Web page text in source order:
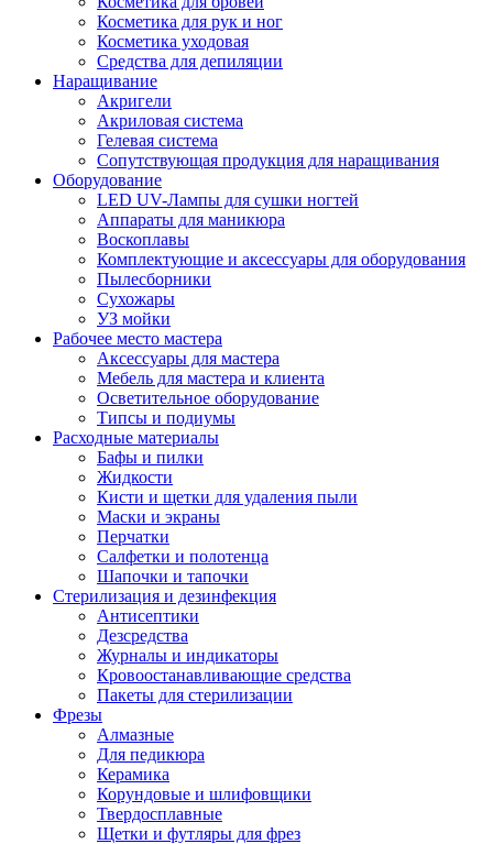
Косметика для рук и ног
Косметика уходовая
Средства для депиляции
Наращивание
Акригели
Акриловая система
Гелевая система
Сопутствующая продукция для наращивания
Оборудование
LED UV-Лампы для сушки ногтей
Аппараты для маникюра
Воскоплавы
Комплектующие и аксессуары для оборудования
Пылесборники
Сухожары
УЗ мойки
Рабочее место мастера
Аксессуары для мастера
Мебель для мастера и клиента
Осветительное оборудование
Типсы и подиумы
Расходные материалы
Бафы и пилки
Жидкости
Кисти и щетки для удаления пыли
Маски и экраны
Перчатки
Салфетки и полотенца
Шапочки и тапочки
Стерилизация и дезинфекция
Антисептики
Дезсредства
Журналы и индикаторы
Кровоостанавливающие средства
Пакеты для стерилизации
Фрезы
Алмазные
Для педикюра
Керамика
Корундовые и шлифовщики
Твердосплавные
Щетки и футляры для фрез